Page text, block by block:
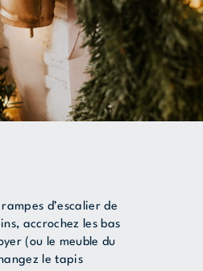
d’escalier de
accrochez les bas
(ou le meuble du
le tapis